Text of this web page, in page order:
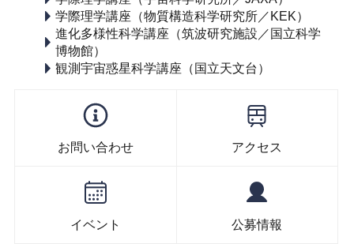
学際理学講座（物質構造科学研究所／KEK）
進化多様性科学講座（筑波研究施設／国立科学
博物館）
観測宇宙惑星科学講座（国立天文台）
お問い合わせ アクセス
イベント 公募情報